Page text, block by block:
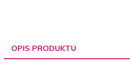
OPIS PRODUKTU